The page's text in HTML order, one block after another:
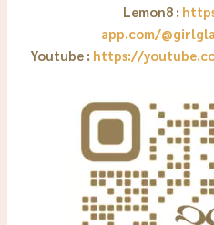
Lemon8 :
app.com/
Youtube : https://